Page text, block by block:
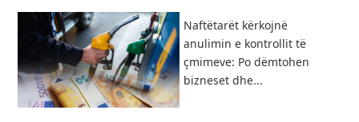
Naftëtarët kërkojnë
anulimin e kontrollit të
çmimeve: Po dëmtohen
bizneset dhe...